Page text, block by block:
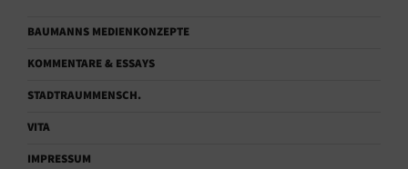
BAUMANNS MEDIENKONZEPTE
KOMMENTARE & ESSAYS
STADTRAUMMENSCH.
VITA
IMPRESSUM